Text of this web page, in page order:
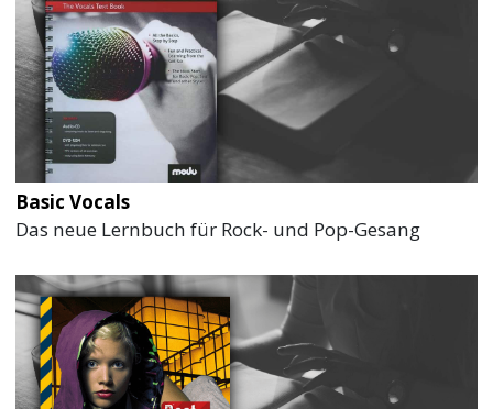
Basic Vocals
Das neue Lernbuch für Rock- und Pop-Gesang